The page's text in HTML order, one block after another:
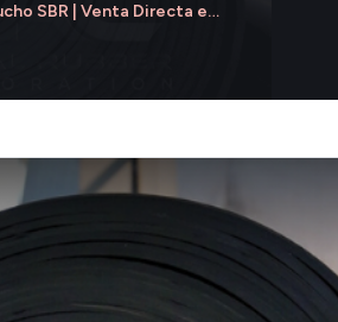
SBR | Venta Directa e…